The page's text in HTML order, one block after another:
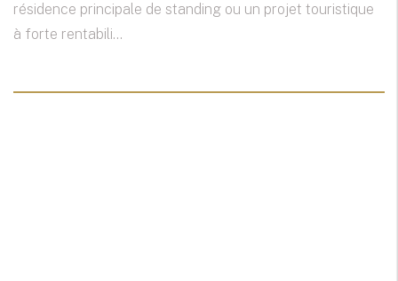
résidence principale de standing ou un projet touristique
à forte rentabili...